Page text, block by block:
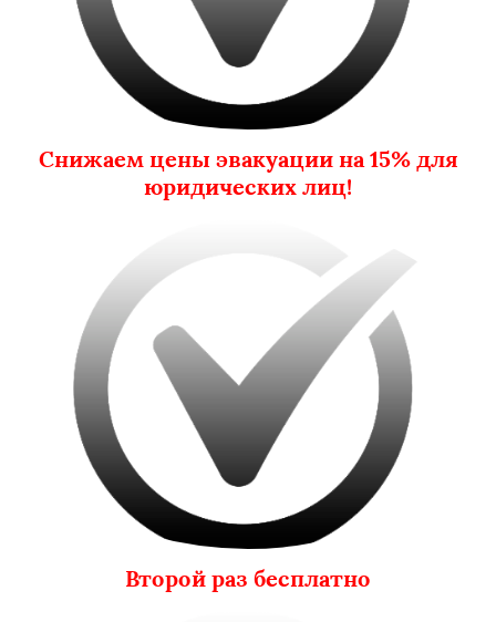
Снижаем цены эвакуации на 15% для
юридических лиц!
Второй раз бесплатно